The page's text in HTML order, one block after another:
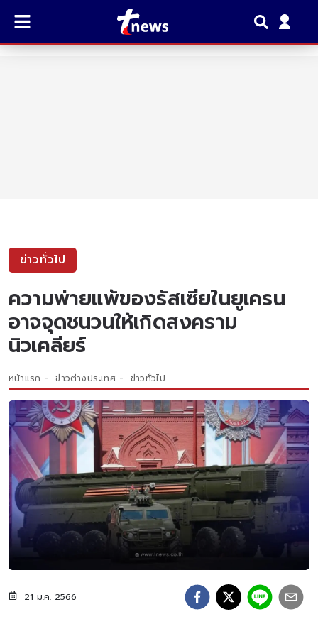
ข่าวทั่วไป
ความพ่ายแพ้ของรัสเซียในยูเครน
อาจจุดชนวนให้เกิดสงคราม
นิวเคลียร์
หน้าแรก ข่าวต่างประเทศ ข่าวทั่วไป
21 ม.ค. 2566